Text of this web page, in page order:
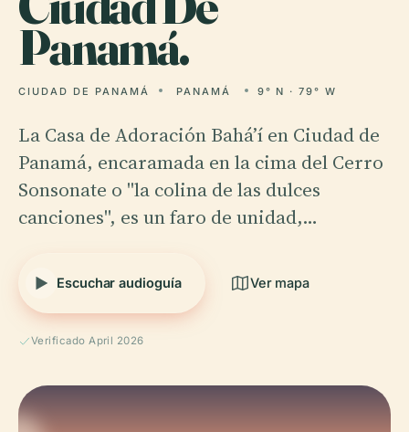
Panamá.
CIUDAD DE PANAMÁ PANAMÁ 9° N · 79° W
La Casa de Adoración Bahá’í en Ciudad de
Panamá, encaramada en la cima del Cerro
Sonsonate o "la colina de las dulces
canciones", es un faro de unidad,…
Escuchar audioguía Ver mapa
Verificado April 2026